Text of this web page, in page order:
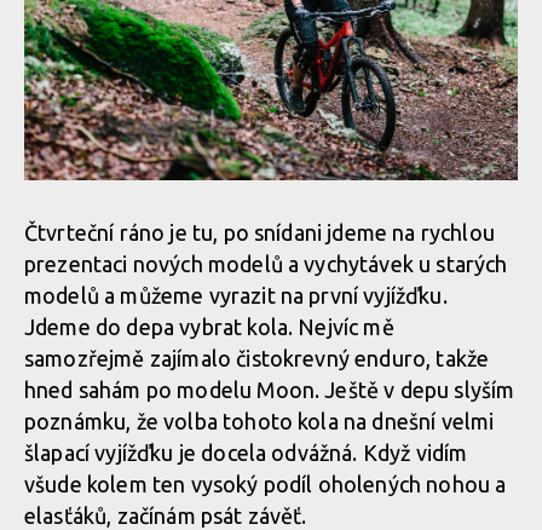
Čtvrteční ráno je tu, po snídani jdeme na rychlou
prezentaci nových modelů a vychytávek u starých
modelů a můžeme vyrazit na první vyjížďku.
Jdeme do depa vybrat kola. Nejvíc mě
samozřejmě zajímalo čistokrevný enduro, takže
hned sahám po modelu Moon. Ještě v depu slyším
poznámku, že volba tohoto kola na dnešní velmi
šlapací vyjížďku je docela odvážná. Když vidím
všude kolem ten vysoký podíl oholených nohou a
elasťáků, začínám psát závěť.